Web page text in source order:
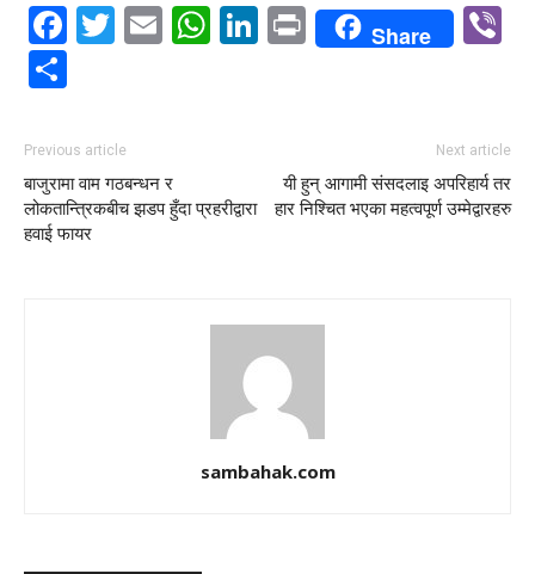
Facebook
Twitter
EmailWhatsApp
LinkedIn
PrintShare
Previous article
बाजुरामा वाम गठबन्धन र
लोकतान्त्रिकबीच झडप हुँदा प्रहरीद्वारा
हवाई फायर
Next article
यी हुन् आगामी संसदलाइ अपरिहार्य तर
हार निश्चित भएका महत्वपूर्ण उम्मेद्वारहरु
sambahak.com